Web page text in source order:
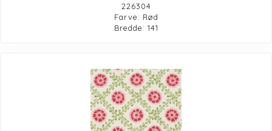
226304
Farve: Rød
Bredde: 141